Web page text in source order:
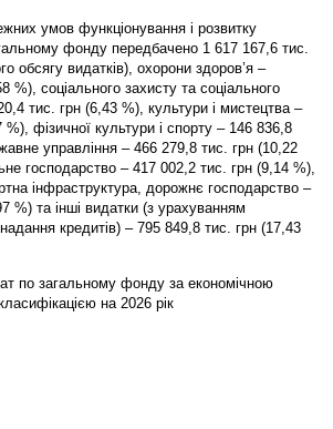
умов функціонування і розвитку
фонду передбачено 1 617 167,6 тис.
обсягу видатків), охорони здоров’я –
%), соціального захисту та соціального
тис. грн (6,43 %), культури і мистецтва –
фізичної культури і спорту – 146 836,8
управління – 466 279,8 тис. грн (10,22
господарство – 417 002,2 тис. грн (9,14 %),
інфраструктура, дорожнє господарство –
%) та інші видатки (з урахуванням
кредитів) – 795 849,8 тис. грн (17,43
по загальному фонду за економічною
на 2026 рік